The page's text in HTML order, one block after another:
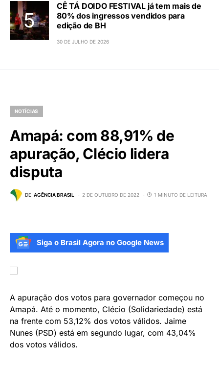
CÊ TÁ DOIDO FESTIVAL já tem mais de
80% dos ingressos vendidos para
edição de BH
30 DE JULHO DE 2026
NOTÍCIAS
Amapá: com 88,91% de
apuração, Clécio lidera
disputa
DE AGÊNCIA BRASIL 2 DE OUTUBRO DE 2022 1 MINUTO DE LEITURA
Siga o Brasil Agora no Google News
A apuração dos votos para governador começou no
Amapá. Até o momento, Clécio (Solidariedade) está
na frente com 53,12% dos votos válidos. Jaime
Nunes (PSD) está em segundo lugar, com 43,04%
dos votos válidos.